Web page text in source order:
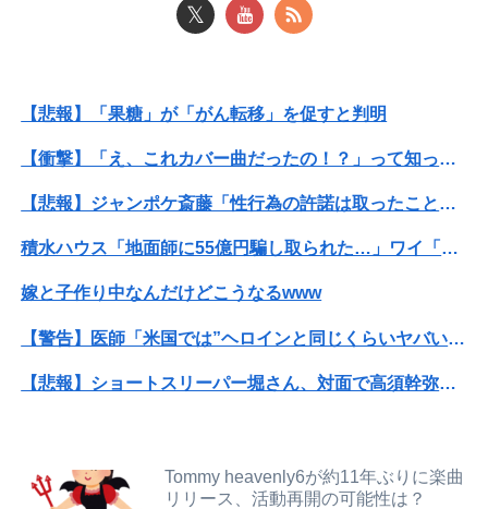
【動画】力士さん、ボクサーをボコってしまう
【超朗報】夏、終わる
本屋で店員に腕を引っ張られて「万引きしたでしょ？」と詰め寄られた。荷物を確認している間に、私を犯人扱いしたおっさんが本を盗んで…
【画像】元モデルのTBS新人アナさん、プリケツ
【謎】広末涼子さんが地上波にスピード復帰できる理由、誰にも分からない・・・
𝕏
【悲報】「果糖」が「がん転移」を促すと判明
【衝撃】「え、これカバー曲だったの！？」って知って驚いた曲あげてけ
【悲報】ジャンポケ斎藤「性行為の許諾は取ったことありません」
積水ハウス「地面師に55億円騙し取られた…」ワイ「はえーかわいそう…会社滅茶苦茶やろなぁ」→
嫁と子作り中なんだけどこうなるwww
【警告】医師「米国では”ヘロインと同じくらいヤバい薬”が日本では平気で処方されてる」
【悲報】ショートスリーパー堀さん、対面で高須幹弥にブチギレるｗｗｗｗ
【悲報】男が嫌いな男の特徴がこちらｗｗｗｗｗｗｗｗｗｗ
Tommy heavenly6が約11年ぶりに楽曲
リリース、活動再開の可能性は？